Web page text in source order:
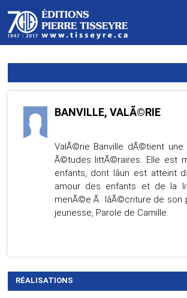
BANVILLE, VALÃ©RIE
ValÃ©rie Banville dÃ©tient
Ã©tudes littÃ©raires. Elle est
enfants, dont lâun est atteint
amour des enfants et de la
menÃ©e Ã lâÃ©criture de son
jeunesse, Parole de Camille.
RÉALISATIONS